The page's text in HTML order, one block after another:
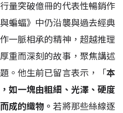
量突破億冊的代表性暢銷作
蝙蝠》中仍沿襲與過去經典
一脈相承的精神，超越推理
重而深刻的故事，聚焦講述
。他生前已留言表示，「本
如一塊由粗細、光澤、硬度
成的織物。 若將那些絲線逐